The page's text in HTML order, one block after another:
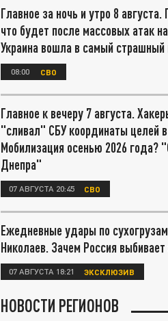
Главное за ночь и утро 8
что будет после массовых атак
Украина вошла в самый страшный
08:00 СВО
Главное к вечеру 7 августа.
"сливал" СБУ координаты целей
Мобилизация осенью 2026 года?
Днепра"
07 АВГУСТА 20:45 СВО
Ежедневные удары по
Николаев. Зачем Россия
07 АВГУСТА 18:21 ЭКСКЛЮЗИВ
НОВОСТИ РЕГИОНОВ